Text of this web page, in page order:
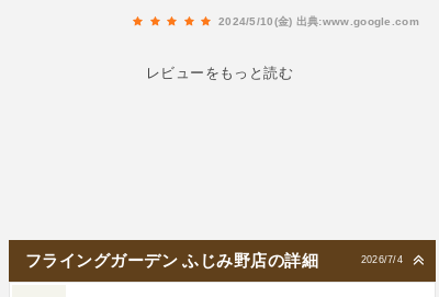
駐車場が広いことだ。車が停めやすくて助かっ
2024/5/10(金) 出典:www.google.com
レビューをもっと読む
2026/7/4
フライングガーデン ふじみ野店の詳細